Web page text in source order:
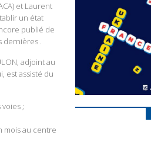
et Laurent
un état
publié de
dernières .
adjoint au
est assisté du
;
mois au centre
Mise à jour avril
2024
FEUILLETER